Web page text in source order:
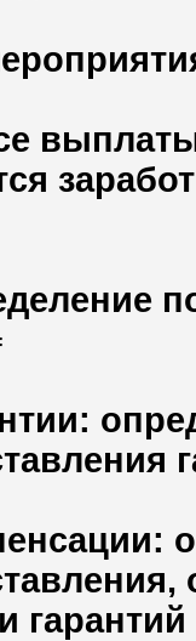
гарантий